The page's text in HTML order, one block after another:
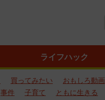
ライフハック
買ってみたい おもしろ動画
事件 子育て ともに生きる